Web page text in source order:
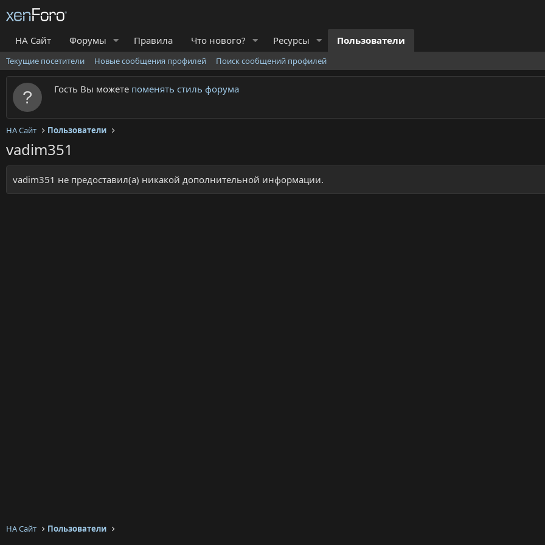
НА Сайт Форумы Правила Что нового? Ресурсы Пользователи
Текущие посетители Новые сообщения профилей Поиск сообщений профилей
Гость Вы можете поменять стиль форума
НА Сайт Пользователи
vadim351
vadim351 не предоставил(а) никакой дополнительной информации.
НА Сайт Пользователи